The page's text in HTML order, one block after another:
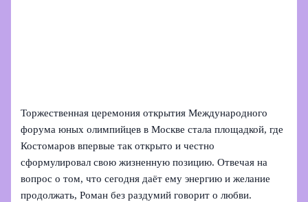
Торжественная церемония открытия Международного
форума юных олимпийцев в Москве стала площадкой, где
Костомаров впервые так открыто и честно
сформулировал свою жизненную позицию. Отвечая на
вопрос о том, что сегодня даёт ему энергию и желание
продолжать, Роман без раздумий говорит о любви.